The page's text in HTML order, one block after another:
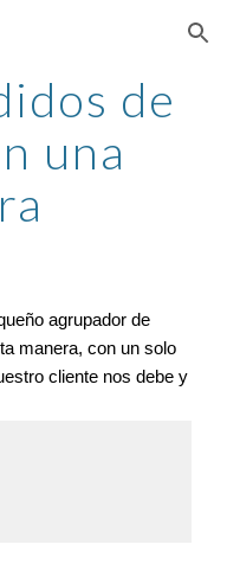
Skip to navigation
de
una
agrupador de
manera, con un solo
cliente nos debe y